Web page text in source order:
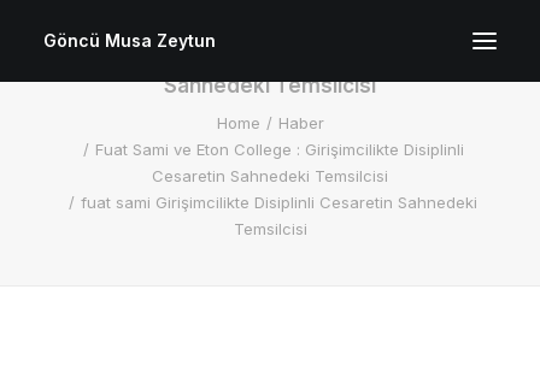
Göncü Musa Zeytun
Sahnedeki Temsilcisi
Home
Haber
Fuat Sami ve Eton College : Girişimcilikte Disiplinli
Cesaretin Sahnedeki Temsilcisi
fuat sami Girişimcilikte Disiplinli Cesaretin Sahnedeki
Temsilcisi